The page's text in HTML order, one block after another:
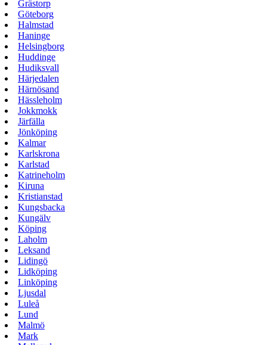
Grästorp
Göteborg
Halmstad
Haninge
Helsingborg
Huddinge
Hudiksvall
Härjedalen
Härnösand
Hässleholm
Jokkmokk
Järfälla
Jönköping
Kalmar
Karlskrona
Karlstad
Katrineholm
Kiruna
Kristianstad
Kungsbacka
Kungälv
Köping
Laholm
Leksand
Lidingö
Lidköping
Linköping
Ljusdal
Luleå
Lund
Malmö
Mark